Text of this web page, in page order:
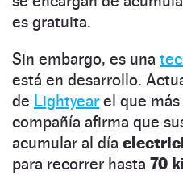
es gratuita.
Sin embargo, es una
está en desarrollo.
de Lightyear el que
compañía afirma que
acumular al día
para recorrer hasta 70